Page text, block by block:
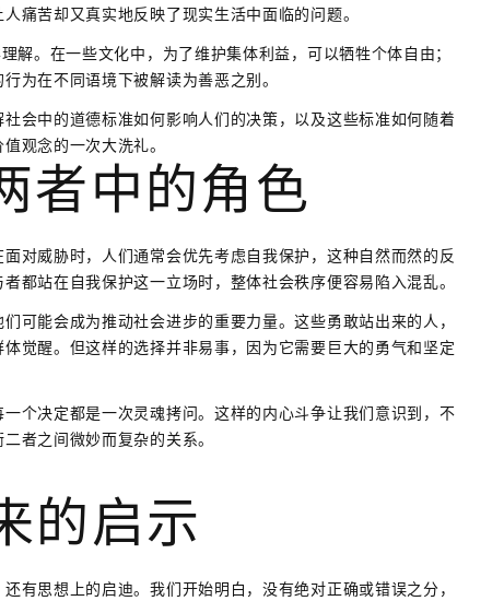
痛苦却又真实地反映了现实生活中面临的问题。
解。在一些文化中，为了维护集体利益，可以牺牲个体自由；
为在不同语境下被解读为善恶之别。
会中的道德标准如何影响人们的决策，以及这些标准如何随着
观念的一次大洗礼。
者中的角色
对威胁时，人们通常会优先考虑自我保护，这种自然而然的反
都站在自我保护这一立场时，整体社会秩序便容易陷入混乱。
可能会成为推动社会进步的重要力量。这些勇敢站出来的人，
觉醒。但这样的选择并非易事，因为它需要巨大的勇气和坚定
个决定都是一次灵魂拷问。这样的内心斗争让我们意识到，不
者之间微妙而复杂的关系。
的启示
有思想上的启迪。我们开始明白，没有绝对正确或错误之分，